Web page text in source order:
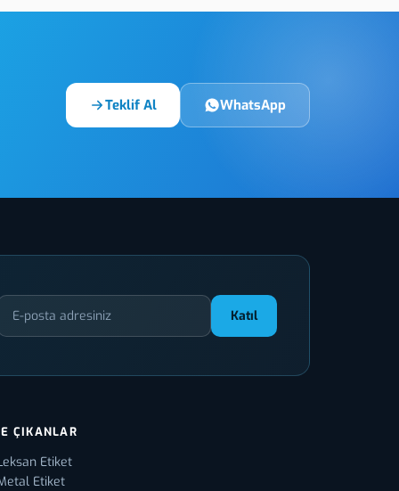
Teklif Al WhatsApp
Katıl
ÇIKANLAR
Etiket
Etiket